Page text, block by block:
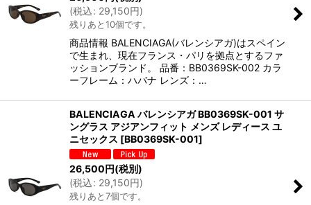
(税込: 29,150円)
残りあと10個です。
商品情報 BALENCIAGA(バレンシアガ)はスペイン
で生まれ、現在フランス・パリを拠点とするファ
ッションブランド。 品番：BB0369SK-002 カラ
ーフレーム：ハバナ レンズ：…
BALENCIAGA バレンシアガ BB0369SK-001 サ
ングラス アジアンフィット メンズ レディース ユ
ニセックス [BB0369SK-001]
26,500円(税別)
(税込: 29,150円)
残りあと7個です。